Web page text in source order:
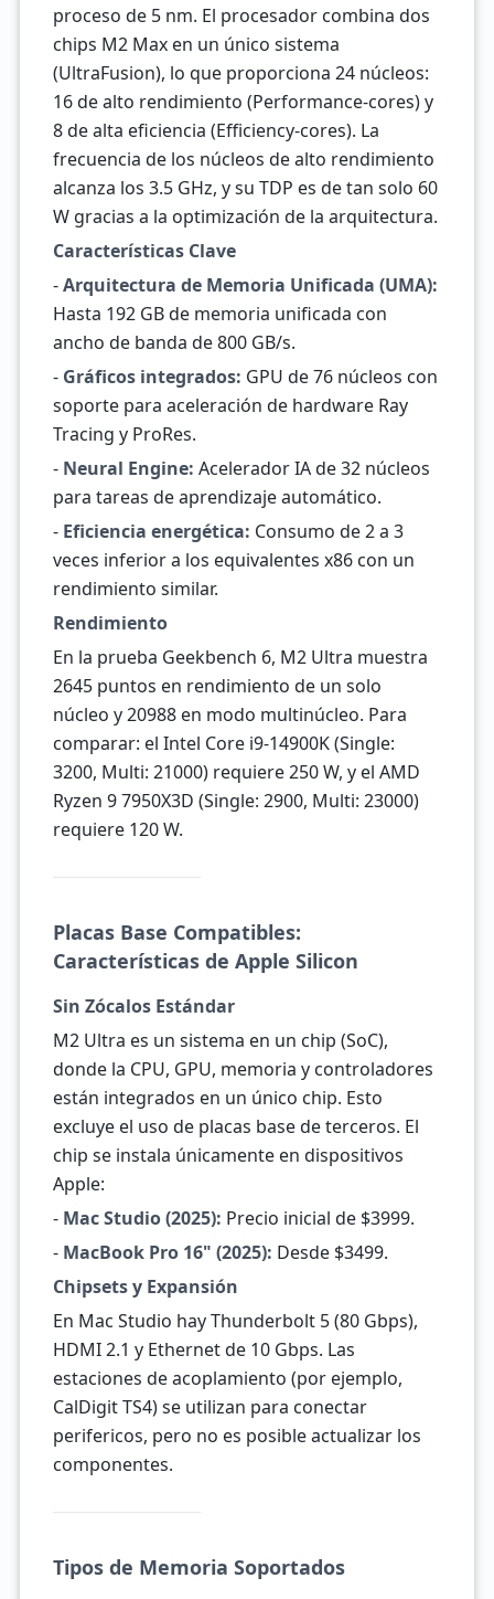
proceso de 5 nm. El procesador combina dos
chips M2 Max en un único sistema
(UltraFusion), lo que proporciona 24 núcleos:
16 de alto rendimiento (Performance-cores) y
8 de alta eficiencia (Efficiency-cores). La
frecuencia de los núcleos de alto rendimiento
alcanza los 3.5 GHz, y su TDP es de tan solo 60
W gracias a la optimización de la arquitectura.
Características Clave
-Arquitectura de Memoria Unificada (UMA):
Hasta 192 GB de memoria unificada con
ancho de banda de 800 GB/s.
- Gráficos integrados: GPU de 76 núcleos con
soporte para aceleración de hardware Ray
Tracing y ProRes.
- Neural Engine: Acelerador IA de 32 núcleos
para tareas de aprendizaje automático.
- Eficiencia energética: Consumo de 2 a 3
veces inferior a los equivalentes x86 con un
rendimiento similar.
Rendimiento
En la prueba Geekbench 6, M2 Ultra muestra
2645 puntos en rendimiento de un solo
núcleo y 20988 en modo multinúcleo. Para
comparar: el Intel Core i9-14900K (Single:
3200, Multi: 21000) requiere 250 W, y el AMD
Ryzen 9 7950X3D (Single: 2900, Multi: 23000)
requiere 120 W.
Placas Base Compatibles:
Características de Apple Silicon
Sin Zócalos Estándar
M2 Ultra es un sistema en un chip (SoC),
donde la CPU, GPU, memoria y controladores
están integrados en un único chip. Esto
excluye el uso de placas base de terceros. El
chip se instala únicamente en dispositivos
Apple:
- Mac Studio (2025): Precio inicial de $3999.
- MacBook Pro 16" (2025): Desde $3499.
Chipsets y Expansión
En Mac Studio hay Thunderbolt 5 (80 Gbps),
HDMI 2.1 y Ethernet de 10 Gbps. Las
estaciones de acoplamiento (por ejemplo,
CalDigit TS4) se utilizan para conectar
perifericos, pero no es posible actualizar los
componentes.
Tipos de Memoria Soportados